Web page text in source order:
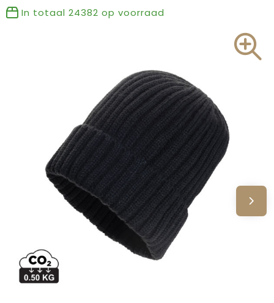
Kraamcadeaus
Voetbal, EK en WK
Voor de bouw
Zomergeschenken
Zomerpakketten
In totaal 24382 op voorraad